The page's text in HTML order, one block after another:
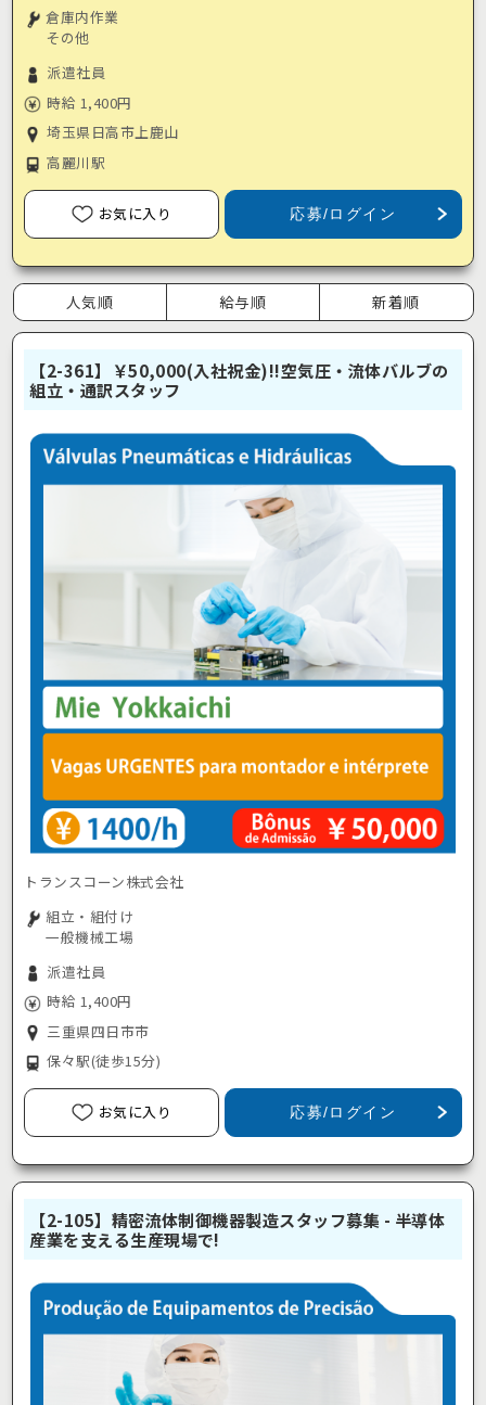
倉庫内作業
その他
派遣社員
時給 1,400円
埼玉県日高市上鹿山
高麗川駅
お気に入り 応募/ログイン
人気順 給与順 新着順
【2-361】￥50,000(入社祝金)!!空気圧・流体バルブの
組立・通訳スタッフ
トランスコーン株式会社
組立・組付け
一般機械工場
派遣社員
時給 1,400円
三重県四日市市
保々駅(徒歩15分)
お気に入り 応募/ログイン
【2-105】精密流体制御機器製造スタッフ募集 - 半導体
産業を支える生産現場で!